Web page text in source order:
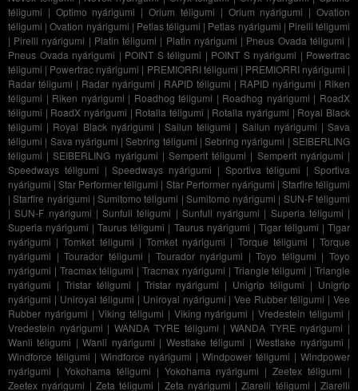
téligumi | Optimo nyárigumi |Orium téligumi | Orium nyárigumi |Ovation
téligumi |Ovation nyárigumi | Petlas téligumi | Petlas nyárigumi | Pirelli téligumi
| Pirelli nyárigumi | Platin téligumi | Platin nyárigumi | Pneus Ovada téligumi |
Pneus Ovada nyárigumi | POINT S téligumi | POINT S nyárigumi | Powertrac
téligumi | Powertrac nyárigumi | PREMIORRI téligumi | PREMIORRI nyárigumi |
Radar téligumi | Radar nyárigumi | RAPID téligumi | RAPID nyárigumi | Riken
téligumi | Riken nyárigumi | Roadhog téligumi | Roadhog nyárigumi | RoadX
téligumi | RoadX nyárigumi | Rotalla téligumi | Rotalla nyárigumi | Royal Black
téligumi | Royal Black nyárigumi |Sailun téligumi | Sailun nyárigumi |Sava
téligumi | Sava nyárigumi |Sebring téligumi |Sebring nyárigumi |SEIBERLING
téligumi |SEIBERLING nyárigumi |Semperit téligumi | Semperit nyárigumi |
Speedways téligumi |Speedways nyárigumi | Sportiva téligumi |Sportiva
nyárigumi |Star Performer téligumi | Star Performer nyárigumi | Starfire téligumi
|Starfire nyárigumi |Sumitomo téligumi | Sumitomo nyárigumi | SUN-F téligumi
|SUN-F nyárigumi | Sunfull téligumi | Sunfull nyárigumi | Superia téligumi |
Superia nyárigumi |Taurus téligumi | Taurus nyárigumi | Tigar téligumi |Tigar
nyárigumi |Tomket téligumi | Tomket nyárigumi | Torque téligumi |Torque
nyárigumi |Tourador téligumi | Tourador nyárigumi |Toyo téligumi |Toyo
nyárigumi | Tracmax téligumi |Tracmax nyárigumi | Triangle téligumi |Triangle
nyárigumi | Tristar téligumi | Tristar nyárigumi | Unigrip téligumi | Unigrip
nyárigumi | Uniroyal téligumi | Uniroyal nyárigumi |Vee Rubber téligumi |Vee
Rubber nyárigumi | Viking téligumi | Viking nyárigumi |Vredestein téligumi |
Vredestein nyárigumi |WANDA TYRE téligumi | WANDA TYRE nyárigumi |
Wanli téligumi |Wanli nyárigumi | Westlake téligumi |Westlake nyárigumi |
Windforce téligumi | Windforce nyárigumi | Windpower téligumi | Windpower
nyárigumi | Yokohama téligumi | Yokohama nyárigumi |Zeetex téligumi |
Zeetex nyárigumi | Zeta téligumi | Zeta nyárigumi |Ziarelli téligumi | Ziarelli